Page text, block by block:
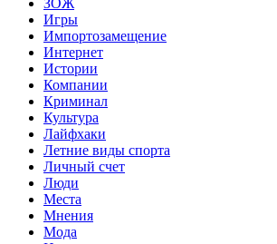
Игры
Импортозамещение
Интернет
Истории
Компании
Криминал
Культура
Лайфхаки
Летние виды спорта
Личный счет
Люди
Места
Мнения
Мода